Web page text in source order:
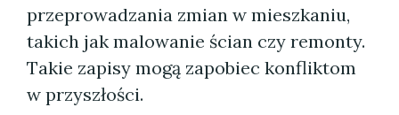
przeprowadzania zmian w mieszkaniu,
takich jak malowanie ścian czy remonty.
Takie zapisy mogą zapobiec konfliktom
w przyszłości.